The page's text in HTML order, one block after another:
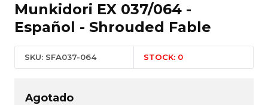
Munkidori EX 037/064 -
Español - Shrouded Fable
SKU: SFA037-064 STOCK: 0
Agotado